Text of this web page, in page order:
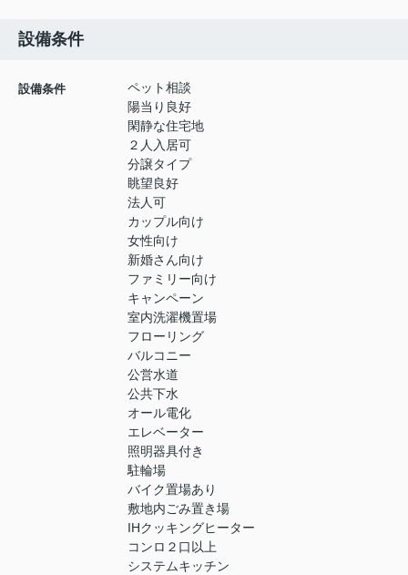
設備条件
設備条件
ペット相談
陽当り良好
閑静な住宅地
２人入居可
分譲タイプ
眺望良好
法人可
カップル向け
女性向け
新婚さん向け
ファミリー向け
キャンペーン
室内洗濯機置場
フローリング
バルコニー
公営水道
公共下水
オール電化
エレベーター
照明器具付き
駐輪場
バイク置場あり
敷地内ごみ置き場
IHクッキングヒーター
コンロ２口以上
システムキッチン